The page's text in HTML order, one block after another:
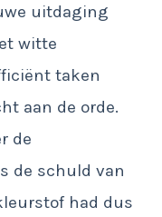
uitdaging
witte
taken
aan de orde.
de
de schuld van
had dus